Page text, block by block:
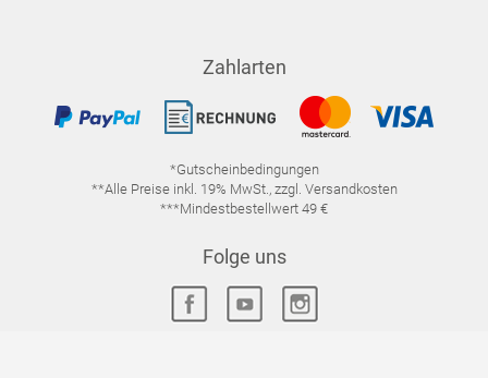
Zahlarten
*Gutscheinbedingungen
**Alle Preise inkl. 19% MwSt., zzgl. Versandkosten
***Mindestbestellwert 49 €
Folge uns